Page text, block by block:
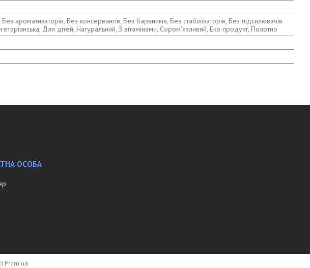
ароматизаторів, Без консервантів, Без барвників, Без стабілізаторів, Без підсилювачів
Для дітей, Натуральний, З вітамінами, Сором’язливий, Еко продукт, Полотно
Prom.ua